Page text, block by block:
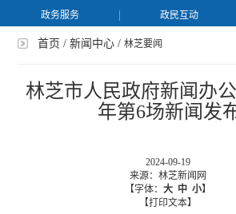
政务服务
政民互动
首页 /新闻中心 /林芝要闻
林芝市人民政府新闻办
年第6场新闻发
2024-09-19
来源：林芝新闻网
【字体： 大 中 小】
【打印文本】